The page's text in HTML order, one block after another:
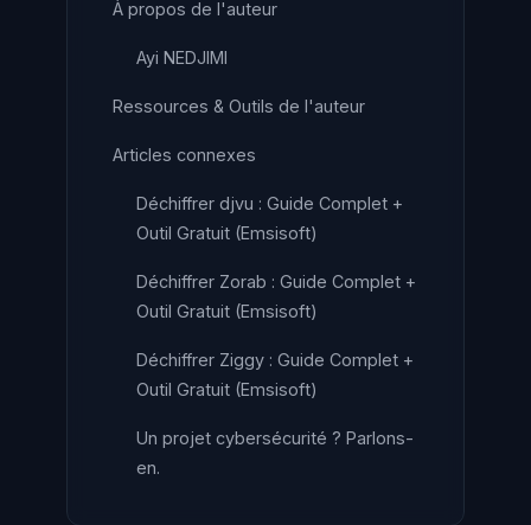
À propos de l'auteur
Ayi NEDJIMI
Ressources & Outils de l'auteur
Articles connexes
Déchiffrer djvu : Guide Complet +
Outil Gratuit (Emsisoft)
Déchiffrer Zorab : Guide Complet +
Outil Gratuit (Emsisoft)
Déchiffrer Ziggy : Guide Complet +
Outil Gratuit (Emsisoft)
Un projet cybersécurité ? Parlons-
en.